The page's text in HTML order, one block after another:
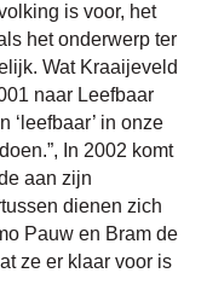
is voor, het
het onderwerp ter
Wat Kraaijeveld
naar Leefbaar
‘leefbaar’ in onze
In 2002 komt
aan zijn
dienen zich
Pauw en Bram de
ze er klaar voor is